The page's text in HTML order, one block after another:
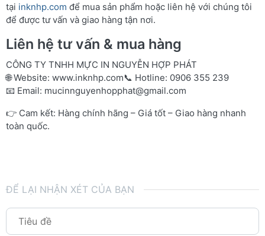
tại inknhp.com để mua sản phẩm hoặc liên hệ với chúng tôi
để được tư vấn và giao hàng tận nơi.
Liên hệ tư vấn & mua hàng
CÔNG TY TNHH MỰC IN NGUYỄN HỢP PHÁT
🌐 Website: www.inknhp.com📞 Hotline: 0906 355 239
📧 Email: mucinnguyenhopphat@gmail.com
👉 Cam kết: Hàng chính hãng – Giá tốt – Giao hàng nhanh
toàn quốc.
ĐỂ LẠI NHẬN XÉT CỦA BẠN